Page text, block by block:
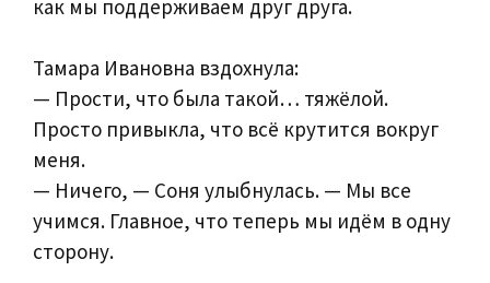
как мы поддерживаем друг друга.
Тамара Ивановна вздохнула:
— Прости, что была такой… тяжёлой.
Просто привыкла, что всё крутится вокруг
меня.
— Ничего, — Соня улыбнулась. — Мы все
учимся. Главное, что теперь мы идём в одну
сторону.